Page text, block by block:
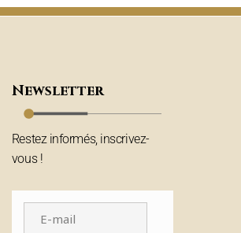
Newsletter
Restez informés, inscrivez-
vous !